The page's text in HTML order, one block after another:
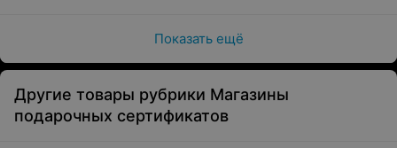
Показать ещё
Другие товары рубрики Магазины
подарочных сертификатов